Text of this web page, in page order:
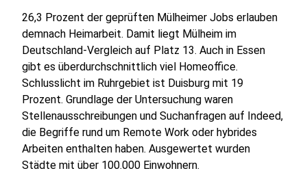
26,3 Prozent der geprüften Mülheimer Jobs erlauben
demnach Heimarbeit. Damit liegt Mülheim im
Deutschland-Vergleich auf Platz 13. Auch in Essen
gibt es überdurchschnittlich viel Homeoffice.
Schlusslicht im Ruhrgebiet ist Duisburg mit 19
Prozent. Grundlage der Untersuchung waren
Stellenausschreibungen und Suchanfragen auf Indeed,
die Begriffe rund um Remote Work oder hybrides
Arbeiten enthalten haben. Ausgewertet wurden
Städte mit über 100.000 Einwohnern.